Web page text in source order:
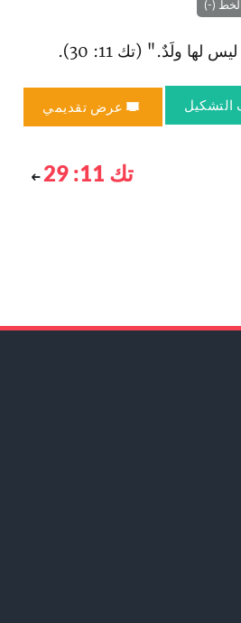
(-)
ولَدٌ." (تك 11: 30).
عرض تقديمي
تك 11: 29